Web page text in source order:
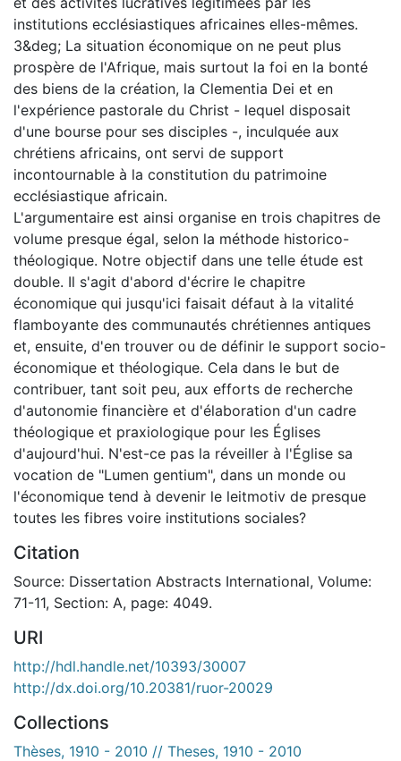
institutions ecclésiastiques africaines elles-mêmes.
3&deg; La situation économique on ne peut plus
prospère de l'Afrique, mais surtout la foi en la bonté
des biens de la création, la Clementia Dei et en
l'expérience pastorale du Christ - lequel disposait
d'une bourse pour ses disciples -, inculquée aux
chrétiens africains, ont servi de support
incontournable à la constitution du patrimoine
ecclésiastique africain.
L'argumentaire est ainsi organise en trois chapitres de
volume presque égal, selon la méthode historico-
théologique. Notre objectif dans une telle étude est
double. Il s'agit d'abord d'écrire le chapitre
économique qui jusqu'ici faisait défaut à la vitalité
flamboyante des communautés chrétiennes antiques
et, ensuite, d'en trouver ou de définir le support socio-
économique et théologique. Cela dans le but de
contribuer, tant soit peu, aux efforts de recherche
d'autonomie financière et d'élaboration d'un cadre
théologique et praxiologique pour les Églises
d'aujourd'hui. N'est-ce pas la réveiller à l'Église sa
vocation de "Lumen gentium", dans un monde ou
l'économique tend à devenir le leitmotiv de presque
toutes les fibres voire institutions sociales?
Citation
Source: Dissertation Abstracts International, Volume:
71-11, Section: A, page: 4049.
URI
http://hdl.handle.net/10393/30007
http://dx.doi.org/10.20381/ruor-20029
Collections
Thèses, 1910 - 2010 // Theses, 1910 - 2010